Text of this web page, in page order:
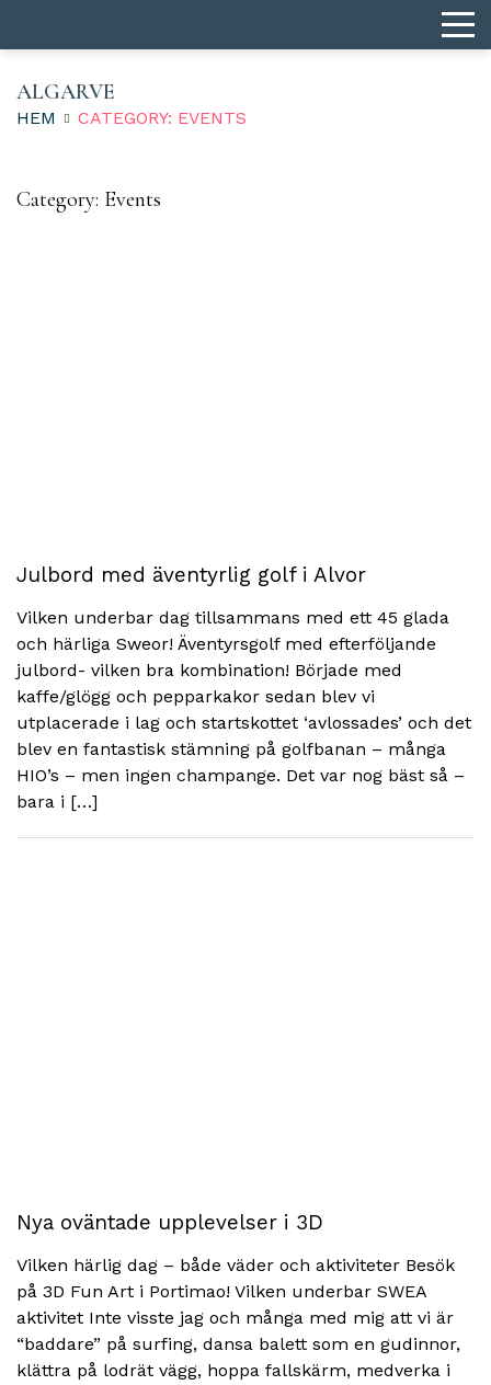
ALGARVE
HEM CATEGORY: EVENTS
Category: Events
Julbord med äventyrlig golf i Alvor
Vilken underbar dag tillsammans med ett 45 glada
och härliga Sweor! Äventyrsgolf med efterföljande
julbord- vilken bra kombination! Började med
kaffe/glögg och pepparkakor sedan blev vi
utplacerade i lag och startskottet ‘avlossades’ och det
blev en fantastisk stämning på golfbanan – många
HIO’s – men ingen champange. Det var nog bäst så –
bara i […]
Nya oväntade upplevelser i 3D
Vilken härlig dag – både väder och aktiviteter Besök
på 3D Fun Art i Portimao! Vilken underbar SWEA
aktivitet Inte visste jag och många med mig att vi är
“baddare” på surfing, dansa balett som en gudinnor,
klättra på lodrät vägg, hoppa fallskärm, medverka i